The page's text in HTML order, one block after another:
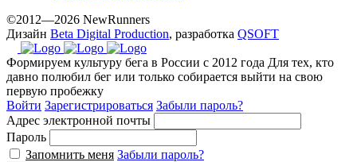
©2012—2026 NewRunners
Дизайн Beta Digital Production, разработка QSOFT
Формируем культуру бега в России с 2012 года Для тех, кто
давно полюбил бег или только собирается выйти на свою
первую пробежку
Войти Зарегистрироваться Забыли пароль?
Адрес электронной почты
Пароль
Запомнить меня Забыли пароль?